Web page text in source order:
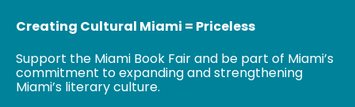
Creating Cultural Miami = Priceless
Support the Miami Book Fair and be part of Miami’s
commitment to expanding and strengthening
Miami’s literary culture.